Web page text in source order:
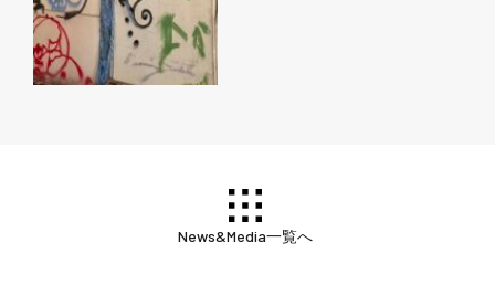
News&Media一覧へ